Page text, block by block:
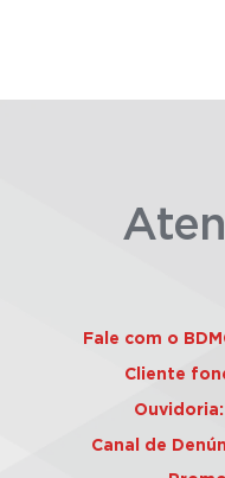
Fale com o
Cliente
Ouvidoria:
Canal de